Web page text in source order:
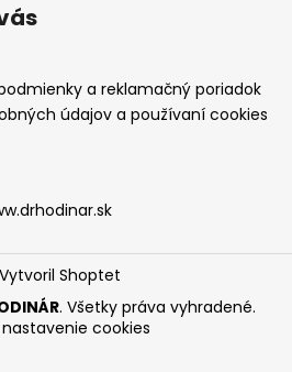
a reklamačný poriadok
údajov a používaní cookies
Vytvoril Shoptet
. Všetky práva vyhradené.
cookies